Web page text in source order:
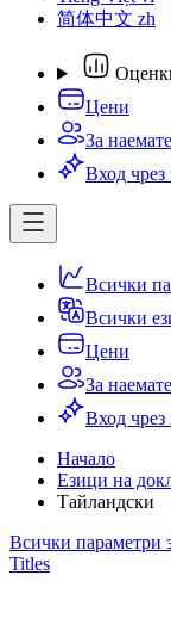
简体中文 zh
Цени
За
Вход чрез
Всички
Всички
Цени
За
Вход чрез
Начало
Езици на
Тайландски
Всички параметри
Titles